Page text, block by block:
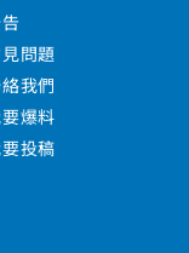
問題
我們
爆料
投稿